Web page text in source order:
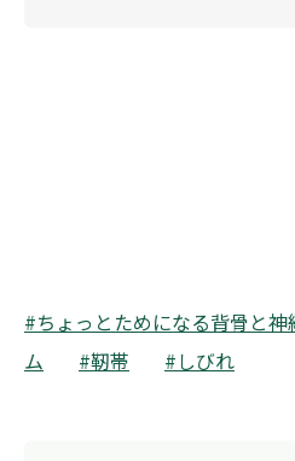
#ちょっとためになる背骨と神
ム
#靭帯 #しびれ